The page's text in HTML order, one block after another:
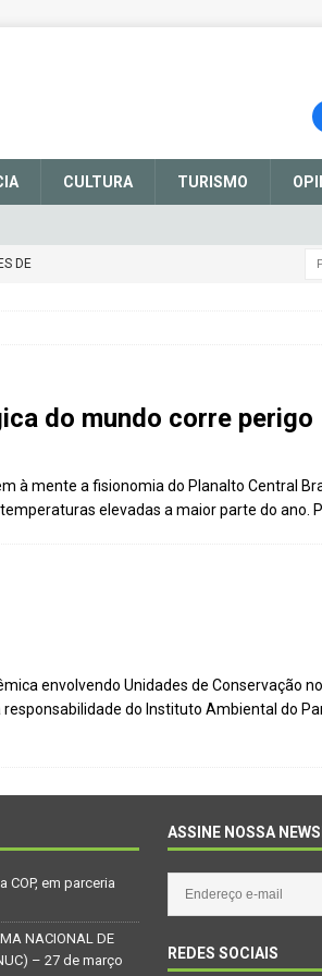
CULTURA TURISMO
DE
na Mata Atlântica
o habitat natural
do mundo corre perigo
à mente a fisionomia do Planalto Central
elevadas a maior parte do ano.
envolvendo Unidades de Conservação
do Instituto Ambiental do
em parceria
NACIONAL DE
– 27 de março
ASSINE NOSSA
REDES SOCIAIS